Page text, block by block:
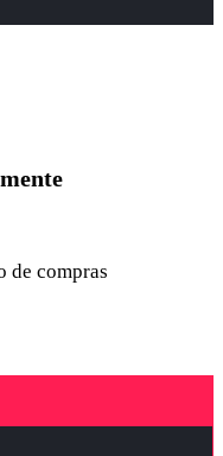
de compras